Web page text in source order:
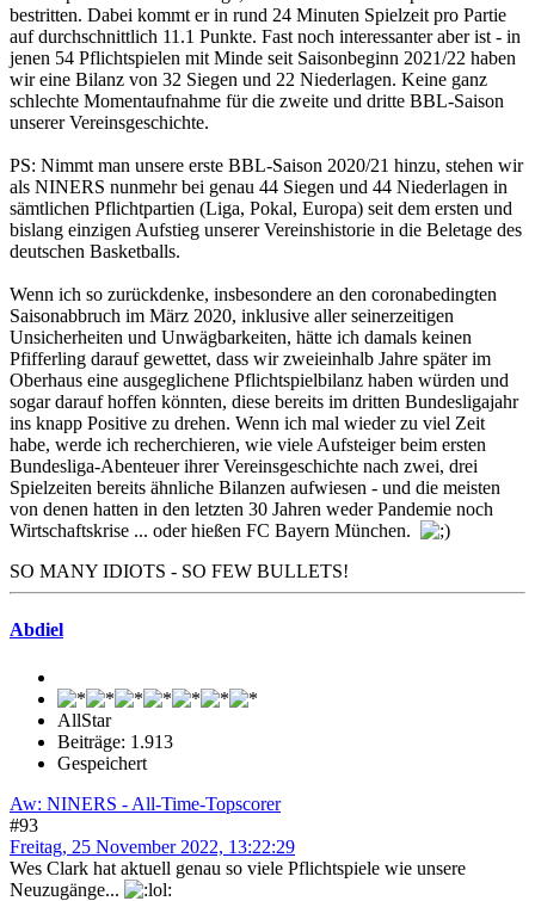
bestritten. Dabei kommt er in rund 24 Minuten Spielzeit pro Partie
auf durchschnittlich 11.1 Punkte. Fast noch interessanter aber ist - in
jenen 54 Pflichtspielen mit Minde seit Saisonbeginn 2021/22 haben
wir eine Bilanz von 32 Siegen und 22 Niederlagen. Keine ganz
schlechte Momentaufnahme für die zweite und dritte BBL-Saison
unserer Vereinsgeschichte.
PS: Nimmt man unsere erste BBL-Saison 2020/21 hinzu, stehen wir
als NINERS nunmehr bei genau 44 Siegen und 44 Niederlagen in
sämtlichen Pflichtpartien (Liga, Pokal, Europa) seit dem ersten und
bislang einzigen Aufstieg unserer Vereinshistorie in die Beletage des
deutschen Basketballs.
Wenn ich so zurückdenke, insbesondere an den coronabedingten
Saisonabbruch im März 2020, inklusive aller seinerzeitigen
Unsicherheiten und Unwägbarkeiten, hätte ich damals keinen
Pfifferling darauf gewettet, dass wir zweieinhalb Jahre später im
Oberhaus eine ausgeglichene Pflichtspielbilanz haben würden und
sogar darauf hoffen könnten, diese bereits im dritten Bundesligajahr
ins knapp Positive zu drehen. Wenn ich mal wieder zu viel Zeit
habe, werde ich recherchieren, wie viele Aufsteiger beim ersten
Bundesliga-Abenteuer ihrer Vereinsgeschichte nach zwei, drei
Spielzeiten bereits ähnliche Bilanzen aufwiesen - und die meisten
von denen hatten in den letzten 30 Jahren weder Pandemie noch
Wirtschaftskrise ... oder hießen FC Bayern München.
SO MANY IDIOTS - SO FEW BULLETS!
Abdiel
AllStar
Beiträge: 1.913
Gespeichert
Aw: NINERS - All-Time-Topscorer
#93
Freitag, 25 November 2022, 13:22:29
Wes Clark hat aktuell genau so viele Pflichtspiele wie unsere
Neuzugänge...